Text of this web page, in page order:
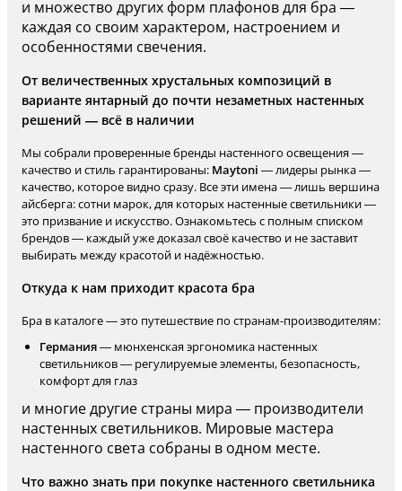
и множество других форм плафонов для бра —
каждая со своим характером, настроением и
особенностями свечения.
От величественных хрустальных композиций в
варианте янтарный до почти незаметных настенных
решений — всё в наличии
Мы собрали проверенные бренды настенного освещения —
качество и стиль гарантированы: Maytoni — лидеры рынка —
качество, которое видно сразу. Все эти имена — лишь вершина
айсберга: сотни марок, для которых настенные светильники —
это призвание и искусство. Ознакомьтесь с полным списком
брендов — каждый уже доказал своё качество и не заставит
выбирать между красотой и надёжностью.
Откуда к нам приходит красота бра
Бра в каталоге — это путешествие по странам-производителям:
Германия— мюнхенская эргономика настенных
светильников — регулируемые элементы, безопасность,
комфорт для глаз
и многие другие страны мира — производители
настенных светильников. Мировые мастера
настенного света собраны в одном месте.
Что важно знать при покупке настенного светильника